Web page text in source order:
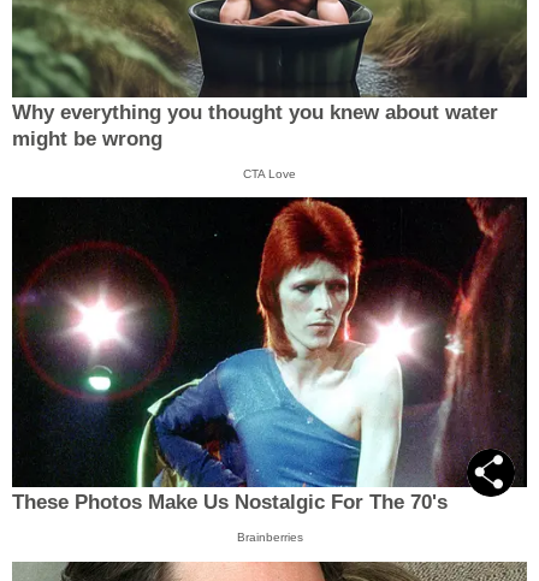
Why everything you thought you knew about water
might be wrong
CTA Love
These Photos Make Us Nostalgic For The 70's
Brainberries